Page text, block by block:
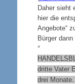
Daher sieht
hier die
Angebote“
Bürger
°
dritte Vater
drei